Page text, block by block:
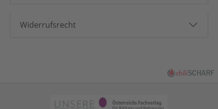
Widerrufsrecht